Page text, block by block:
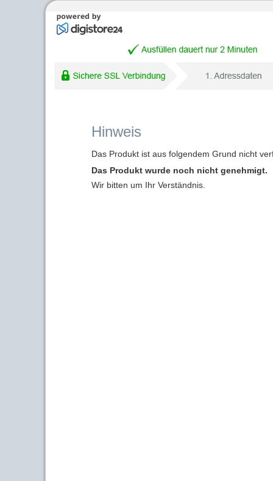
Hinweis
Das Produkt ist aus folgendem Grund nicht
Das Produkt wurde noch nicht genehmigt.
Wir bitten um Ihr Verständnis.